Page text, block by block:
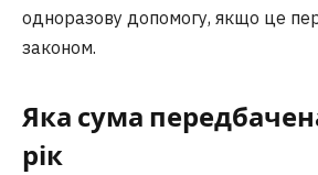
одноразову допомогу, якщо це
законом.
Яка сума
рік